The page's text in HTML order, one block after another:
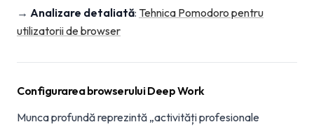
→ Analizare detaliată: Tehnica Pomodoro pentru
utilizatorii de browser
Configurarea browserului Deep Work
Munca profundă reprezintă „activități profesionale